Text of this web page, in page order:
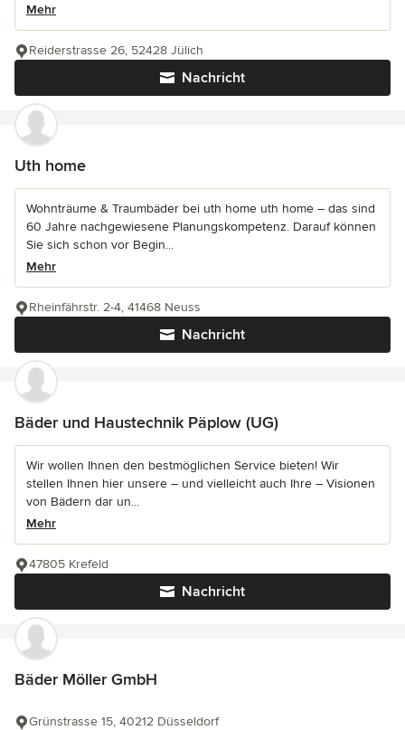
Mehr
Nachricht
Reiderstrasse 26, 52428 Jülich
Uth home
Wohnträume & Traumbäder bei uth home uth home – das sind
60 Jahre nachgewiesene Planungskompetenz. Darauf können
Sie sich schon vor Begin...
Mehr
Nachricht
Rheinfährstr. 2-4, 41468 Neuss
Bäder und Haustechnik Päplow (UG)
Wir wollen Ihnen den bestmöglichen Service bieten! Wir
stellen Ihnen hier unsere – und vielleicht auch Ihre – Visionen
von Bädern dar un...
Mehr
Nachricht
47805 Krefeld
Bäder Möller GmbH
Grünstrasse 15, 40212 Düsseldorf